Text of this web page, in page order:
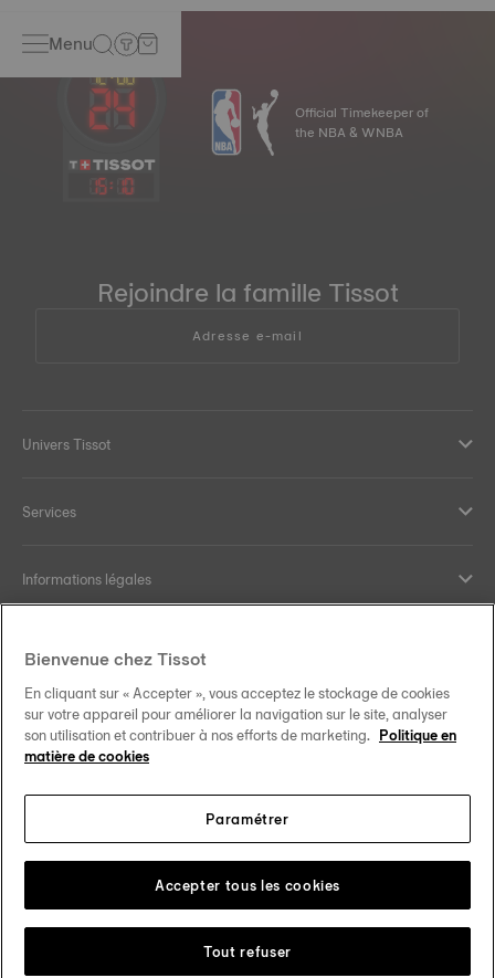
Menu
15: 10
Official Timekeeper of
the NBA & WNBA
Rejoindre la famille Tissot
Adresse e-mail
Univers Tissot
Services
Informations légales
Nos engagements
Suivez-nous sur les réseaux sociaux
Changer de pays Tissot Copyrights 2026
Bienvenue chez Tissot
En cliquant sur « Accepter », vous acceptez le stockage de cookies
sur votre appareil pour améliorer la navigation sur le site, analyser
son utilisation et contribuer à nos efforts de marketing. Politique en
matière de cookies
Paramétrer
Tout refuser
Accepter tous les cookies